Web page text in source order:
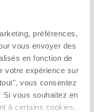
préférences,
vous envoyer des
en fonction de
votre expérience sur
vous consentez
vous souhaitez en
à certains cookies,
et en les agitant !
CHICCO
être ennuyeux et
Chicco a pensé à
et l’amuser en